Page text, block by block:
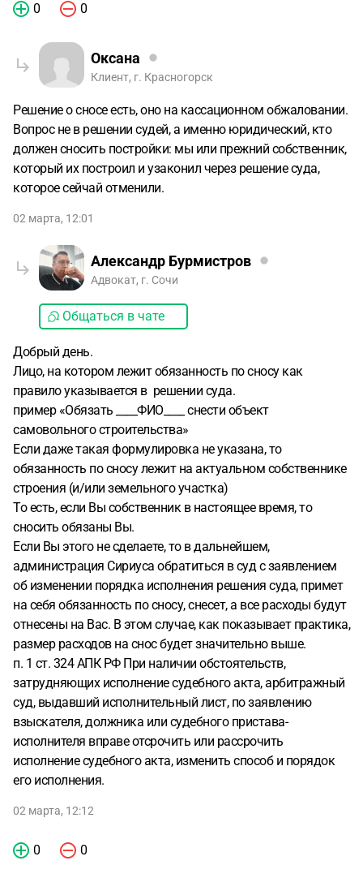
0 0
Оксана
Клиент, г. Красногорск
Решение о сносе есть, оно на кассационном обжаловании.
Вопрос не в решении судей, а именно юридический, кто
должен сносить постройки: мы или прежний собственник,
который их построил и узаконил через решение суда,
которое сейчай отменили.
02 марта, 12:01
Александр Бурмистров
Адвокат, г. Сочи
Общаться в чате
Добрый день.
Лицо, на котором лежит обязанность по сносу как
правило указывается в решении суда.
пример «Обязать ____ФИО____ снести объект
самовольного строительства»
Если даже такая формулировка не указана, то
обязанность по сносу лежит на актуальном собственнике
строения (и/или земельного участка)
То есть, если Вы собственник в настоящее время, то
сносить обязаны Вы.
Если Вы этого не сделаете, то в дальнейшем,
администрация Сириуса обратиться в суд с заявлением
об изменении порядка исполнения решения суда, примет
на себя обязанность по сносу, снесет, а все расходы будут
отнесены на Вас. В этом случае, как показывает практика,
размер расходов на снос будет значительно выше.
п. 1 ст. 324 АПК РФ При наличии обстоятельств,
затрудняющих исполнение судебного акта, арбитражный
суд, выдавший исполнительный лист, по заявлению
взыскателя, должника или судебного пристава-
исполнителя вправе отсрочить или рассрочить
исполнение судебного акта, изменить способ и порядок
его исполнения.
02 марта, 12:12
0 0